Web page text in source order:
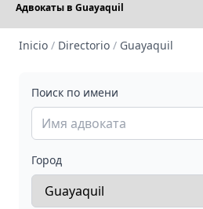
Адвокаты в Guayaquil
Inicio / Directorio / Guayaquil
Поиск по имени
Город